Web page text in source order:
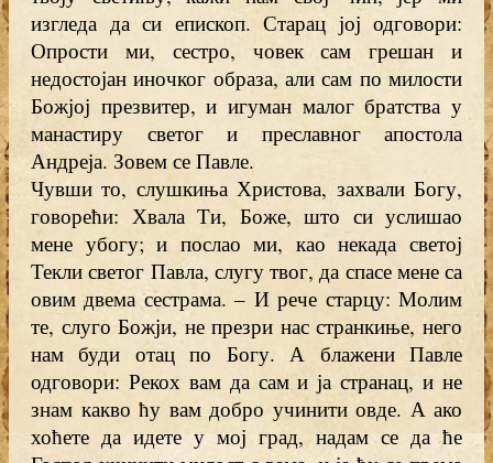
изгледа да си епископ. Старац јој одговори:
Опрости ми, сестро, човек сам грешан и
недостојан иночког образа, али сам по милости
Божјој презвитер, и игуман малог братства у
манастиру светог и преславног апостола
Андреја. Зовем се Павле.
Чувши то, слушкиња Христова, захвали Богу,
говорећи: Хвала Ти, Боже, што си услишао
мене убогу; и послао ми, као некада светој
Текли светог Павла, слугу твог, да спасе мене са
овим двема сестрама. – И рече старцу: Молим
те, слуго Божји, не презри нас странкиње, него
нам буди отац по Богу. А блажени Павле
одговори: Рекох вам да сам и ја странац, и не
знам какво ћу вам добро учинити овде. А ако
хоћете да идете у мој град, надам се да ће